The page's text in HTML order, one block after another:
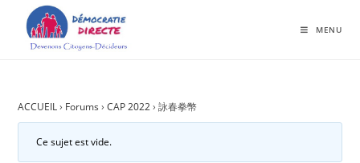
MENU
ACCUEIL › Forums › CAP 2022 › 詠春拳幣
Ce sujet est vide.